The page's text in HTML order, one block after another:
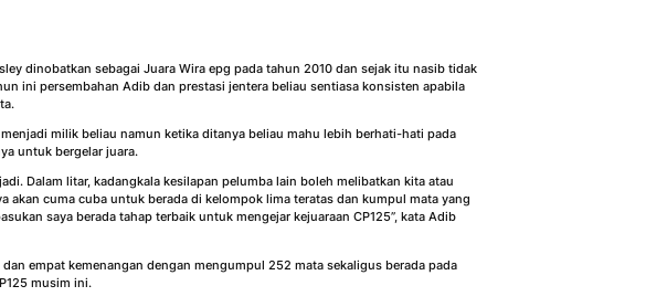
dinobatkan sebagai Juara Wira epg pada tahun 2010 dan sejak itu nasib tidak
ini persembahan Adib dan prestasi jentera beliau sentiasa konsisten apabila
milik beliau namun ketika ditanya beliau mahu lebih berhati-hati pada
untuk bergelar juara.
Dalam litar, kadangkala kesilapan pelumba lain boleh melibatkan kita atau
akan cuma cuba untuk berada di kelompok lima teratas dan kumpul mata yang
saya berada tahap terbaik untuk mengejar kejuaraan CP125”, kata Adib
empat kemenangan dengan mengumpul 252 mata sekaligus berada pada
musim ini.